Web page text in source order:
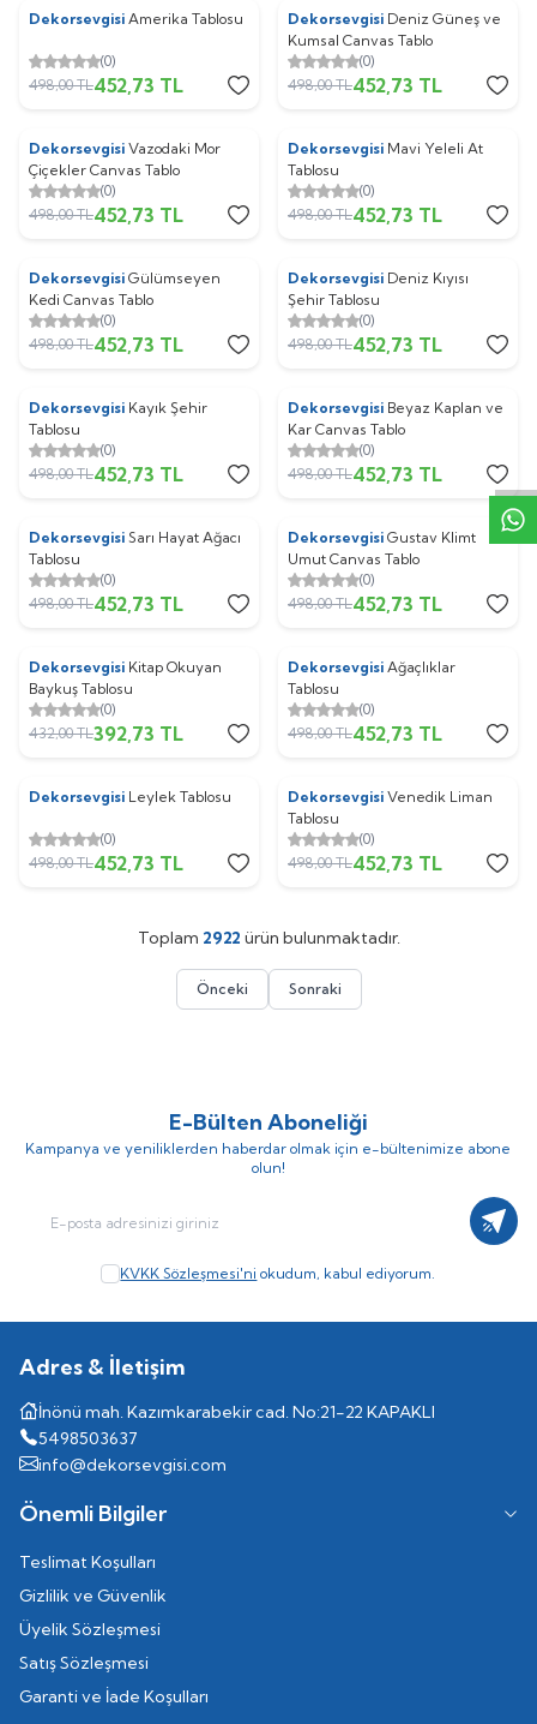
W
h
t
s
p
p
D
e
s
e
H
a
t
t
%9
Dekorsevgisi Amerika Tablosu
(0)
498,00TL452,73 TL
%9
Dekorsevgisi Deniz Güneş ve
Kumsal Canvas Tablo
(0)
498,00TL452,73 TL
%9
Dekorsevgisi Vazodaki Mor
Çiçekler Canvas Tablo
(0)
498,00TL452,73 TL
%9
Dekorsevgisi Mavi Yeleli At
Tablosu
(0)
498,00TL452,73 TL
%9
Dekorsevgisi Gülümseyen
Kedi Canvas Tablo
(0)
498,00TL452,73 TL
%9
Dekorsevgisi Deniz Kıyısı
Şehir Tablosu
(0)
498,00TL452,73 TL
%9
Dekorsevgisi Kayık Şehir
Tablosu
(0)
498,00TL452,73 TL
%9
Dekorsevgisi Beyaz Kaplan ve
Kar Canvas Tablo
(0)
498,00TL452,73 TL
%9
Dekorsevgisi Sarı Hayat Ağacı
Tablosu
(0)
498,00TL452,73 TL
%9
Dekorsevgisi Gustav Klimt
Umut Canvas Tablo
(0)
498,00TL452,73 TL
%9
Dekorsevgisi Kitap Okuyan
Baykuş Tablosu
(0)
432,00TL392,73 TL
%9
Dekorsevgisi Ağaçlıklar
Tablosu
(0)
498,00TL452,73 TL
%9
Dekorsevgisi Leylek Tablosu
(0)
498,00TL452,73 TL
%9
Dekorsevgisi Venedik Liman
Tablosu
(0)
498,00TL452,73 TL
Toplam 2922 ürün bulunmaktadır.
Önceki Sonraki
E-Bülten Aboneliği
Kampanya ve yeniliklerden haberdar olmak için e-bültenimize abone
olun!
KVKK Sözleşmesi'ni okudum, kabul ediyorum.
Adres & İletişim
İnönü mah. Kazımkarabekir cad. No:21-22 KAPAKLI
5498503637
info@dekorsevgisi.com
Önemli Bilgiler
Teslimat Koşulları
Gizlilik ve Güvenlik
Üyelik Sözleşmesi
Satış Sözleşmesi
Garanti ve İade Koşulları